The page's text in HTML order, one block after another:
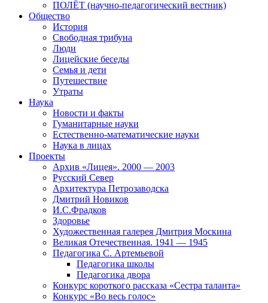
ПОЛЁТ (научно-педагогический вестник)
Общество
История
Свободная трибуна
Люди
Лицейские беседы
Семья и дети
Путешествие
Утраты
Наука
Новости и факты
Гуманитарные науки
Естественно-математические науки
Наука в лицах
Проекты
Архив «Лицея». 2000 — 2003
Русский Север
Архитектура Петрозаводска
Дмитрий Новиков
И.С.Фрадков
Здоровье
Художественная галерея Дмитрия Москина
Великая Отечественная. 1941 — 1945
Педагогика С. Артемьевой
Педагогика школы
Педагогика двора
Конкурс короткого рассказа «Сестра таланта»
Конкурс «Во весь голос»